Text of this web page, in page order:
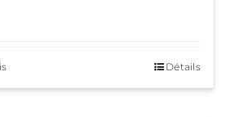
Détails